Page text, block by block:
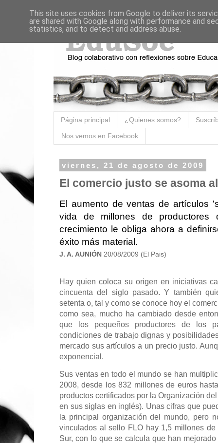
Página principal ¿Quienes somos?
Nos vemos en Facebook
viernes, 21 de agosto de 2009
El comercio justo se asoma
El aumento de ventas de artículos
vida de millones de
crecimiento le obliga ahora a
éxito más material.
J. A. AUNIÓN 20/08/2009 (El Pais)
Hay quien coloca su origen en iniciativas
cincuenta del siglo pasado. Y también
setenta o, tal y como se conoce hoy el
como sea, mucho ha cambiado desde
que los pequeños productores de los
condiciones de trabajo dignas y
mercado sus artículos a un precio justo.
exponencial.
Sus ventas en todo el mundo se han
2008, desde los 832 millones de euros
productos certificados por la Organización
en sus siglas en inglés). Unas cifras que
la principal organización del mundo, pero
vinculados al sello FLO hay 1,5 millones
Sur, con lo que se calcula que han
This site uses cookies from Google to deliver its
are shared with Google along with performance and
statistics, and to detect and address abuse.